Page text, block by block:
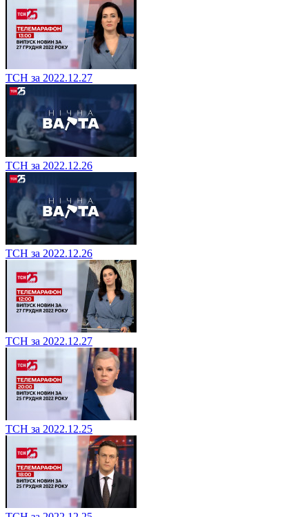
ТСН за 2022.12.27
ТСН за 2022.12.26
ТСН за 2022.12.26
ТСН за 2022.12.27
ТСН за 2022.12.25